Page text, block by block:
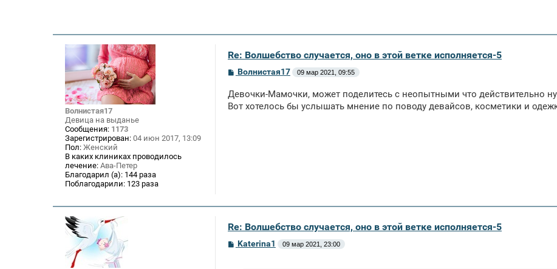
Волнистая17
Девица на выданье
Сообщения: 1173
Зарегистрирован: 04 июн 2017, 13:09
Пол: Женский
В каких клиниках проводилось
лечение: Ава-Петер
Благодарил (а): 144 раза
Поблагодарили: 123 раза
Re: Волшебство случается, оно в этой ветке исполняется-5
С
б
щ
Волнистая17 09 мар 2021, 09:55
Девочки-Мамочки, может поделитесь с неопытными что действительно
Вот хотелось бы услышать мнение по поводу девайсов, косметики и
Re: Волшебство случается, оно в этой ветке исполняется-5
СKaterina1 09 мар 2021, 23:00